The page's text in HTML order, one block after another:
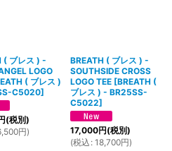
( ブレス ) -
LOGO
( ブレス )
C5020]
(税別)
円)
BREATH ( ブレス ) -
SOUTHSIDE CROSS
LOGO TEE [BREATH (
ブレス ) - BR25SS-
C5022]
17,000円(税別)
(税込 : 18,700円)